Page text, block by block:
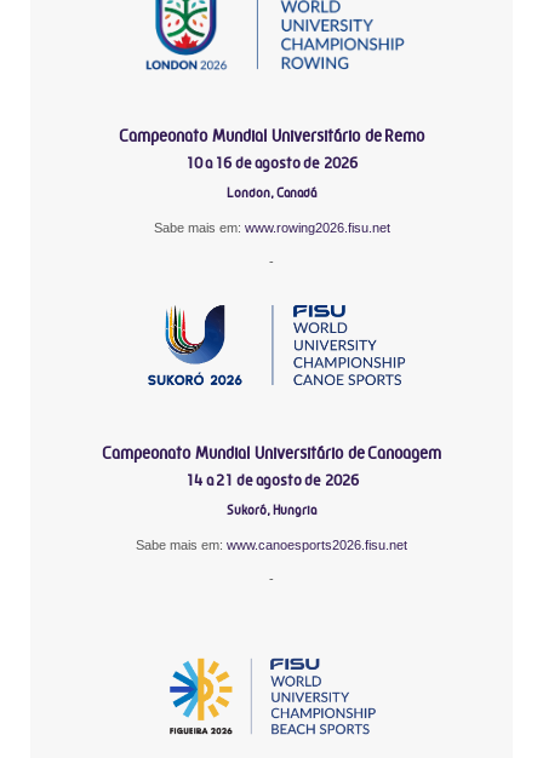
Campeonato Mundial Universitário de Remo
10 a 16 de agosto de 2026
London, Canadá
Sabe mais em: www.rowing2026.fisu.net
-
Campeonato Mundial Universitário de Canoagem
14 a 21 de agosto de 2026
Sukoró, Hungria
Sabe mais em: www.canoesports2026.fisu.net
-